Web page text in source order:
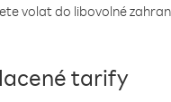
volat do libovolné
tarify